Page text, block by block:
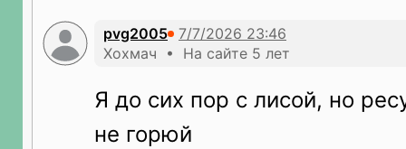
pvg2005
Хохмач • На сайте 5 лет
Я до сих пор с лисой, но
не горюй